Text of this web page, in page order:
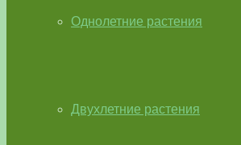
Однолетние растения
Двухлетние растения